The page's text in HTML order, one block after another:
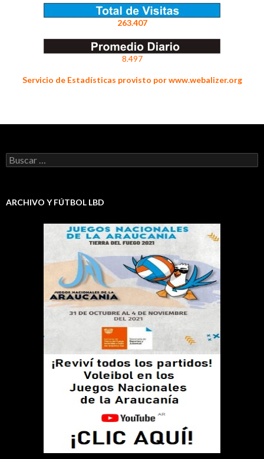
263.407
8.497
Servicio de Estadísticas provisto por www.webalizer.org
Buscar:
ARCHIVO Y FÚTBOL LBD